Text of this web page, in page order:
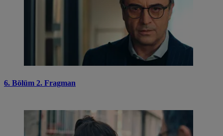
6. Bölüm 2. Fragman